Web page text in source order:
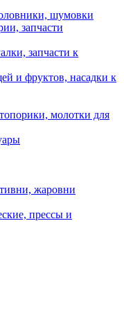
шумовки
запчасти
запчасти к
и фруктов, насадки к
молотки для
жаровни
прессы и